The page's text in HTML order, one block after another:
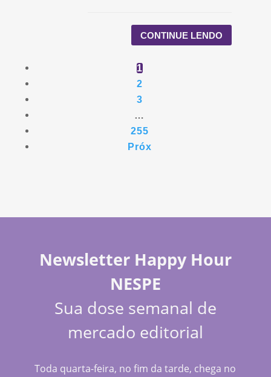
CONTINUE LENDO
1
2
3
…
255
Próx
Newsletter Happy Hour
NESPE
Sua dose semanal de
mercado editorial
Toda quarta-feira, no fim da tarde, chega no